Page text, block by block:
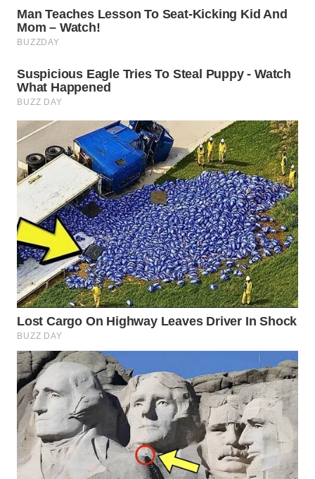
WAHANA
INFRASTRUKTUR
WAHANA
KONSUMEN
WAHANA
LISTRIK
WAHANA
TRAVEL
WAHANA
TV
WAHANANEWS
ID
WAHANANEWS
CO ID
WAHANANEWS
WAHANA
SPORT